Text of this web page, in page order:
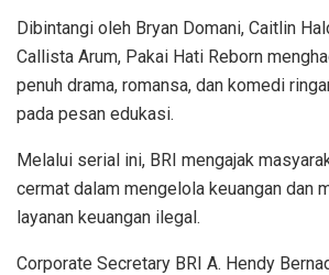
Dibintangi oleh Bryan Domani, Caitlin
Callista Arum, Pakai Hati Reborn
penuh drama, romansa, dan komedi
pada pesan edukasi.
Melalui serial ini, BRI mengajak
cermat dalam mengelola keuangan dan
layanan keuangan ilegal.
Corporate Secretary BRI A. Hendy